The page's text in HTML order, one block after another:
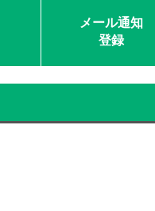
メール通知
登録